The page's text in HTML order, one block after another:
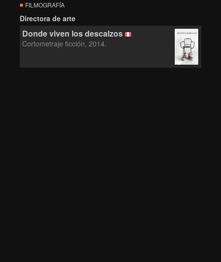
FILMOGRAFÍA
Directora de arte
Donde viven los descalzos
Cortometraje ficción, 2014.